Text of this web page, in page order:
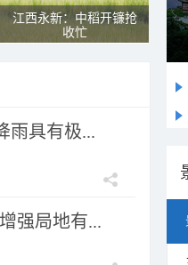
江西永新：中稻开镰抢
收忙
雨具有极...
强局地有...